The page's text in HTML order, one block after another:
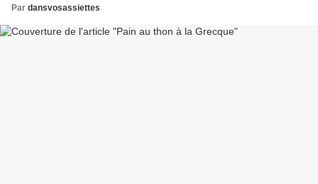
Par dansvosassiettes